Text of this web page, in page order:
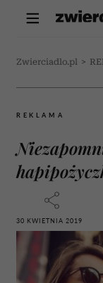
Zwierciadlo.pl >
REKLAMA
30 KWIETNIA 2019